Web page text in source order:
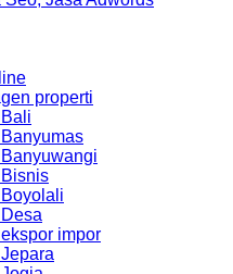
properti
impor